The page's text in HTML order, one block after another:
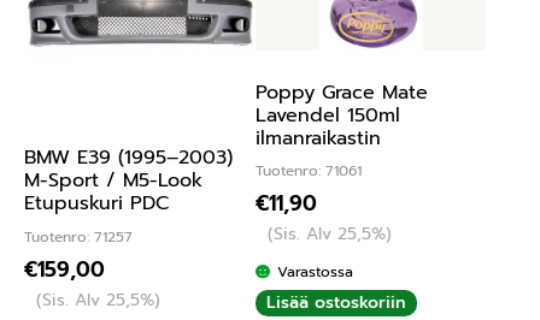
BMW E39 (1995–2003)
M-Sport / M5-Look
Etupuskuri PDC
Tuotenro: 71257
€159,00
(Sis. Alv 25,5%)
Poppy Grace Mate
Lavendel 150ml
ilmanraikastin
Tuotenro: 71061
€11,90
(Sis. Alv 25,5%)
Varastossa
Lisää ostoskoriin